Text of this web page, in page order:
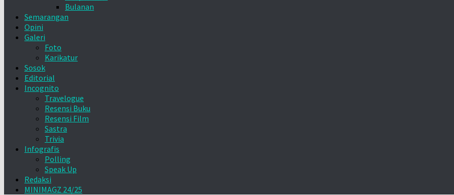
Bulanan
Semarangan
Opini
Galeri
Foto
Karikatur
Sosok
Editorial
Incognito
Travelogue
Resensi Buku
Resensi Film
Sastra
Trivia
Infografis
Polling
Speak Up
Redaksi
MINIMAGZ 24/25